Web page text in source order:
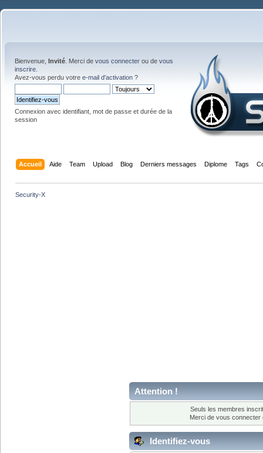
Bienvenue, Invité . Merci de vous connecter ou de vous
inscrire
Avez-vous perdu votre e-mail d'activation ?
Connexion avec identifiant, mot de passe et durée de la
session
Accueil Aide Team Upload Blog Derniers messages Diplome Tags
Security-X
Attention !
Seuls les membres
Merci de vous
Identifiez-vous